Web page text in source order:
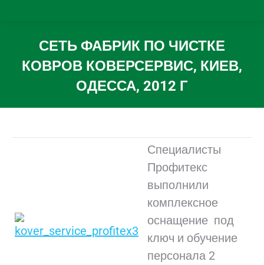
СЕТЬ ФАБРИК ПО ЧИСТКЕ
КОВРОВ КОВЕРСЕРВИС, КИЕВ,
ОДЕССА, 2012 Г
Вы здесь:
Специалисты
Профитекс
выполнили
комплексное
оснащение под
ключ и обучение
персонала 2